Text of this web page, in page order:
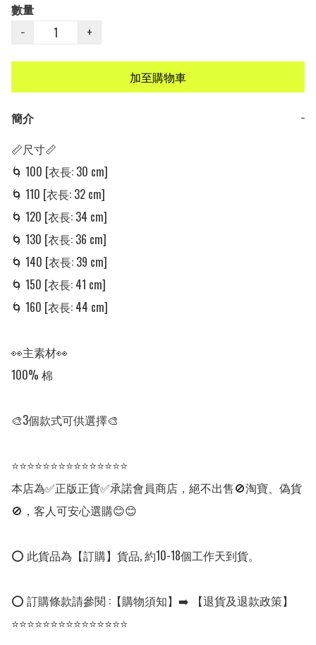
數量
−
+
加至購物車
簡介
−
📏尺寸📏
🌀 100 [衣長: 30 cm]
🌀 110 [衣長: 32 cm]
🌀 120 [衣長: 34 cm]
🌀 130 [衣長: 36 cm]
🌀 140 [衣長: 39 cm]
🌀 150 [衣長: 41 cm]
🌀 160 [衣長: 44 cm]
👀主素材👀
100% 棉
🎨3個款式可供選擇🎨
⭐⭐⭐⭐⭐⭐⭐⭐⭐⭐⭐⭐⭐⭐⭐
本店為✅正版正貨✅承諾會員商店，絕不出售🚫淘寶、偽貨
🚫，客人可安心選購😊😊
⭕ 此貨品為【訂購】貨品, 約10-18個工作天到貨。
⭕ 訂購條款請參閱 :【購物須知】➡️ 【退貨及退款政策】
⭐⭐⭐⭐⭐⭐⭐⭐⭐⭐⭐⭐⭐⭐⭐